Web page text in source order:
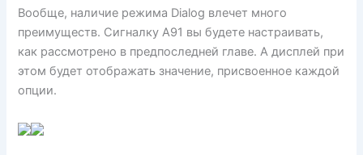
Вообще, наличие режима Dialog влечет много
преимуществ. Сигналку А91 вы будете настраивать,
как рассмотрено в предпоследней главе. А дисплей при
этом будет отображать значение, присвоенное каждой
опции.